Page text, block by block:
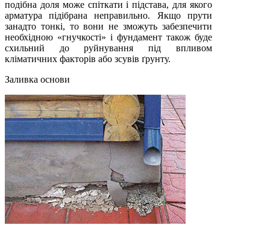
подібна доля може спіткати і підстава, для якого
арматура підібрана неправильно. Якщо прути
занадто тонкі, то вони не зможуть забезпечити
необхідною «гнучкості» і фундамент також буде
схильний до руйнування під впливом
кліматичних факторів або зсувів ґрунту.
Заливка основи